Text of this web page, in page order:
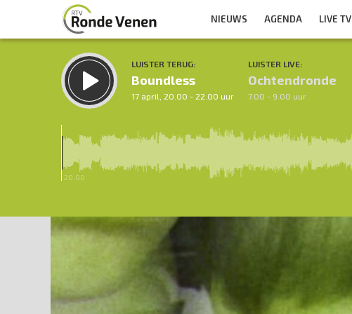
NIEUWS AGENDA LIVE TV
LUISTER TERUG:
Boundless
17 april, 20.00 - 22.00 uur
LUISTER LIVE:
Ochtendronde
7.00 - 9.00 uur
20.00